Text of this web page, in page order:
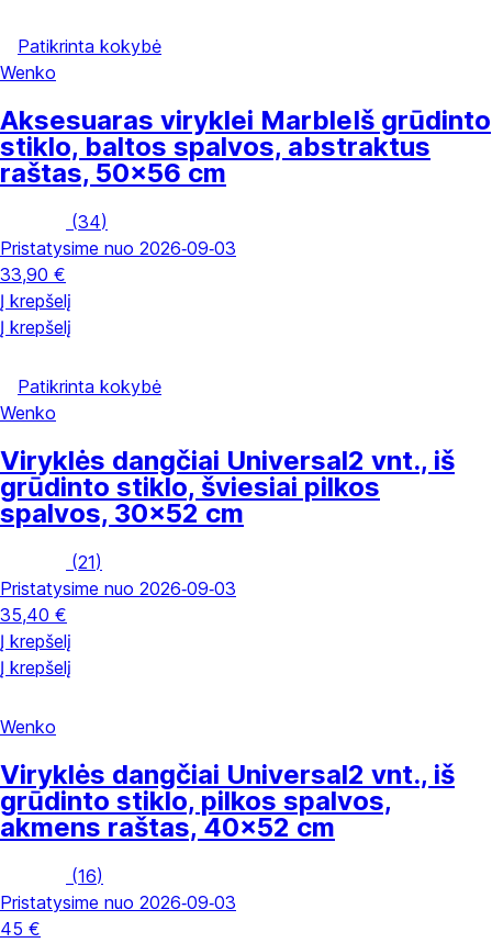
Patikrinta kokybė
Wenko
Aksesuaras viryklei MarbleIš grūdinto
stiklo, baltos spalvos, abstraktus
raštas, 50x56 cm
(34)
Pristatysime nuo 2026‑09‑03
33,90 €
Į krepšelį
Į krepšelį
Patikrinta kokybė
Wenko
Viryklės dangčiai Universal2 vnt., iš
grūdinto stiklo, šviesiai pilkos
spalvos, 30x52 cm
(21)
Pristatysime nuo 2026‑09‑03
35,40 €
Į krepšelį
Į krepšelį
Wenko
Viryklės dangčiai Universal2 vnt., iš
grūdinto stiklo, pilkos spalvos,
akmens raštas, 40x52 cm
(16)
Pristatysime nuo 2026‑09‑03
45 €